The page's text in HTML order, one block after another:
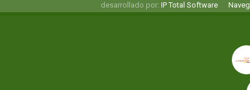
desarrollado por: IP Total Software